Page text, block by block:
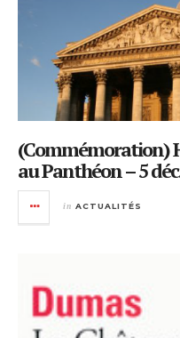
(Commémoration)
au Panthéon – 5
in ACTUALITÉS